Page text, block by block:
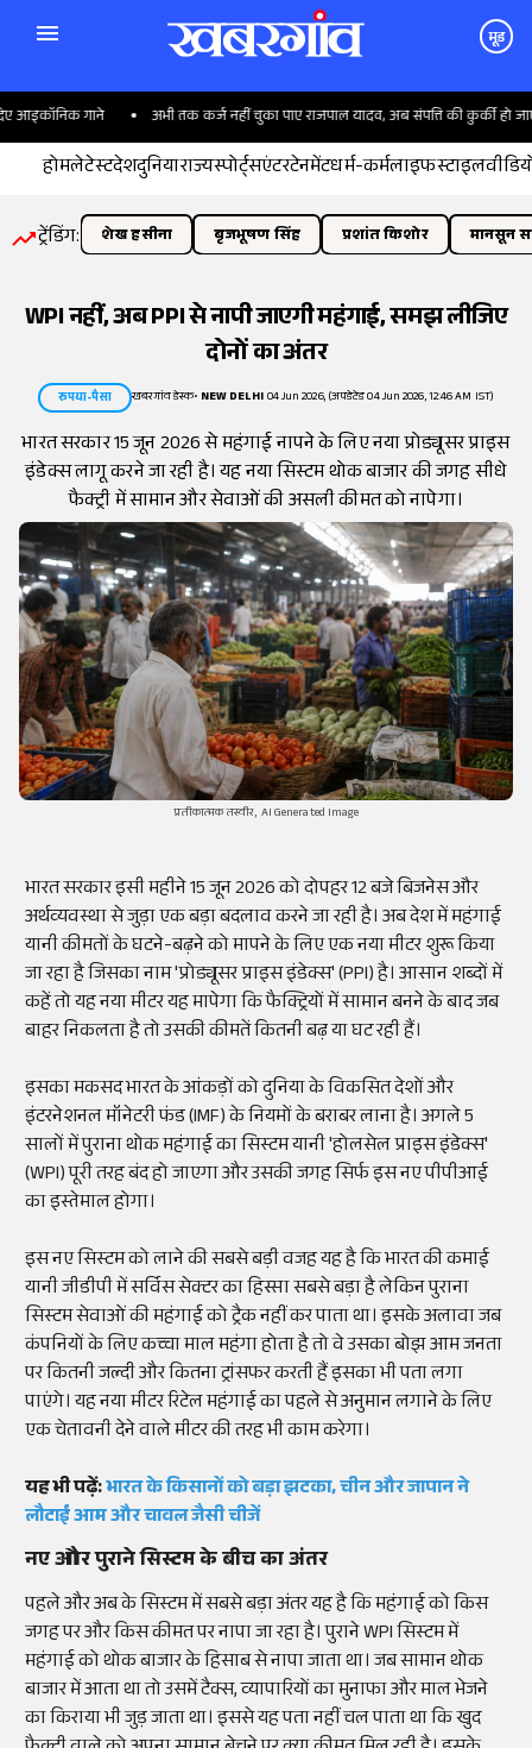
मूड
गाने अभी तक कर्ज नहीं चुका पाए राजपाल यादव, अब संपत्ति की कुर्की हो जाएगी?
होमलेटेस्टदेशदुनियाराज्यस्पोर्ट्सएंटरटेनमेंटधर्म-कर्मलाइफस्टाइल
ट्रेंडिंग: शेख हसीना बृजभूषण सिंह प्रशांत किशोर मानसून
WPI नहीं, अब PPI से नापी जाएगी महंगाई, समझ लीजिए
दोनों का अंतर
रुपया-पैसा खबरगांव डेस्क• NEW DELHI04 Jun 2026, (अपडेटेड 04 Jun 2026, 12:46 AM IST)
भारत सरकार 15 जून 2026 से महंगाई नापने के लिए नया प्रोड्यूसर प्राइस
इंडेक्स लागू करने जा रही है। यह नया सिस्टम थोक बाजार की जगह सीधे
फैक्ट्री में सामान और सेवाओं की असली कीमत को नापेगा।
प्रतीकात्मक तस्वीर, AI Generated Image
भारत सरकार इसी महीने 15 जून 2026 को दोपहर 12 बजे बिजनेस और
अर्थव्यवस्था से जुड़ा एक बड़ा बदलाव करने जा रही है। अब देश में महंगाई
यानी कीमतों के घटने-बढ़ने को मापने के लिए एक नया मीटर शुरू किया
जा रहा है जिसका नाम 'प्रोड्यूसर प्राइस इंडेक्स' (PPI) है। आसान शब्दों में
कहें तो यह नया मीटर यह मापेगा कि फैक्ट्रियों में सामान बनने के बाद जब
बाहर निकलता है तो उसकी कीमतें कितनी बढ़ या घट रही हैं।
इसका मकसद भारत के आंकड़ों को दुनिया के विकसित देशों और
इंटरनेशनल मॉनेटरी फंड (IMF) के नियमों के बराबर लाना है। अगले 5
सालों में पुराना थोक महंगाई का सिस्टम यानी 'होलसेल प्राइस इंडेक्स'
(WPI) पूरी तरह बंद हो जाएगा और उसकी जगह सिर्फ इस नए पीपीआई
का इस्तेमाल होगा।
इस नए सिस्टम को लाने की सबसे बड़ी वजह यह है कि भारत की कमाई
यानी जीडीपी में सर्विस सेक्टर का हिस्सा सबसे बड़ा है लेकिन पुराना
सिस्टम सेवाओं की महंगाई को ट्रैक नहीं कर पाता था। इसके अलावा जब
कंपनियों के लिए कच्चा माल महंगा होता है तो वे उसका बोझ आम जनता
पर कितनी जल्दी और कितना ट्रांसफर करती हैं इसका भी पता लगा
पाएंगे। यह नया मीटर रिटेल महंगाई का पहले से अनुमान लगाने के लिए
एक चेतावनी देने वाले मीटर की तरह भी काम करेगा।
यह भी पढ़ें:भारत के किसानों को बड़ा झटका, चीन और जापान ने
लौटाईं आम और चावल जैसी चीजें
नए और पुराने सिस्टम के बीच का अंतर
पहले और अब के सिस्टम में सबसे बड़ा अंतर यह है कि महंगाई को किस
जगह पर और किस कीमत पर नापा जा रहा है। पुराने WPI सिस्टम में
महंगाई को थोक बाजार के हिसाब से नापा जाता था। जब सामान थोक
बाजार में आता था तो उसमें टैक्स, व्यापारियों का मुनाफा और माल भेजने
का किराया भी जुड़ जाता था। इससे यह पता नहीं चल पाता था कि खुद